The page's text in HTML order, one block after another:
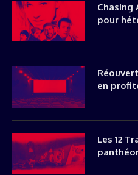
Chasing
pour
en
Les 12